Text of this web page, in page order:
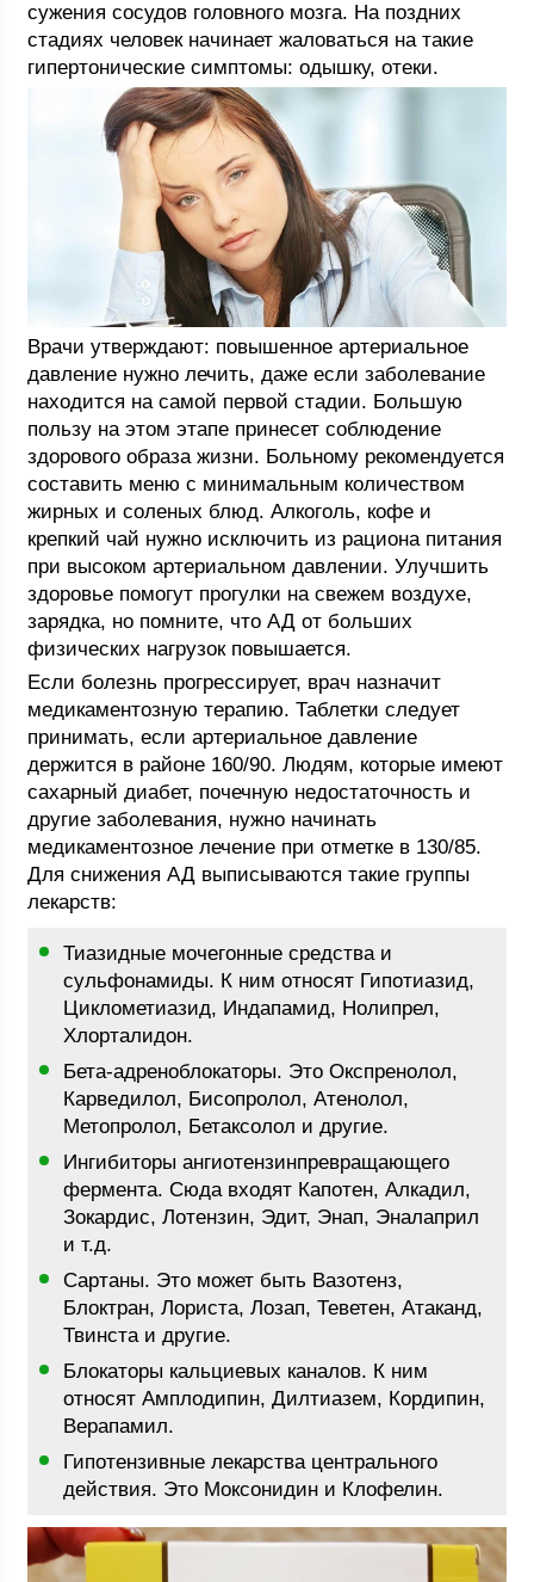
сужения сосудов головного мозга. На поздних
стадиях человек начинает жаловаться на такие
гипертонические симптомы: одышку, отеки.
Врачи утверждают: повышенное артериальное
давление нужно лечить, даже если заболевание
находится на самой первой стадии. Большую
пользу на этом этапе принесет соблюдение
здорового образа жизни. Больному рекомендуется
составить меню с минимальным количеством
жирных и соленых блюд. Алкоголь, кофе и
крепкий чай нужно исключить из рациона питания
при высоком артериальном давлении. Улучшить
здоровье помогут прогулки на свежем воздухе,
зарядка, но помните, что АД от больших
физических нагрузок повышается.
Если болезнь прогрессирует, врач назначит
медикаментозную терапию. Таблетки следует
принимать, если артериальное давление
держится в районе 160/90. Людям, которые имеют
сахарный диабет, почечную недостаточность и
другие заболевания, нужно начинать
медикаментозное лечение при отметке в 130/85.
Для снижения АД выписываются такие группы
лекарств:
Тиазидные мочегонные средства и
сульфонамиды. К ним относят Гипотиазид,
Циклометиазид, Индапамид, Нолипрел,
Хлорталидон.
Бета-адреноблокаторы. Это Окспренолол,
Карведилол, Бисопролол, Атенолол,
Метопролол, Бетаксолол и другие.
Ингибиторы ангиотензинпревращающего
фермента. Сюда входят Капотен, Алкадил,
Зокардис, Лотензин, Эдит, Энап, Эналаприл
и т.д.
Сартаны. Это может быть Вазотенз,
Блоктран, Лориста, Лозап, Теветен, Атаканд,
Твинста и другие.
Блокаторы кальциевых каналов. К ним
относят Амплодипин, Дилтиазем, Кордипин,
Верапамил.
Гипотензивные лекарства центрального
действия. Это Моксонидин и Клофелин.